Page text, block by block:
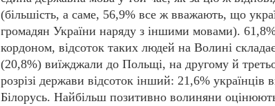
(більшість, а саме, 56,9% все ж вважають, що
громадян України наряду з іншими мовами). 61,8%
кордоном, відсоток таких людей на Волині
(20,8%) виїжджали до Польщі, на другому й
розрізі держави відсоток інший: 21,6%
Білорусь. Найбільш позитивно волиняни